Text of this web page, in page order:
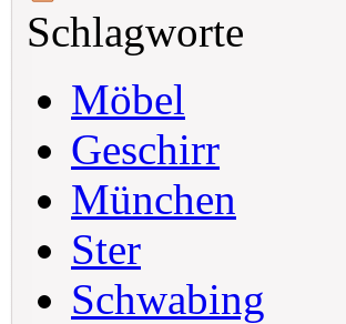
Schlagworte
Möbel
Geschirr
München
Ster
Schwabing